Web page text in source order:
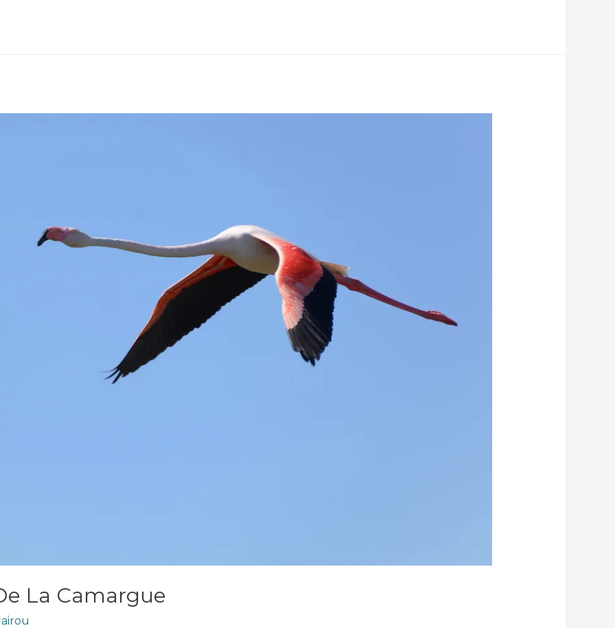
La Camargue